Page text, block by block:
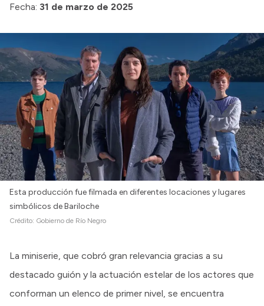
Compras y licitaciones
Consulta de expedientes
Consulta de pago a proveedores
Convocatorias
Intranet
Login
Fecha: 31 de marzo de 2025
Esta producción fue filmada en diferentes locaciones y lugares
simbólicos de Bariloche
Crédito: Gobierno de Río Negro
La miniserie, que cobró gran relevancia gracias a su
destacado guión y la actuación estelar de los actores que
conforman un elenco de primer nivel, se encuentra